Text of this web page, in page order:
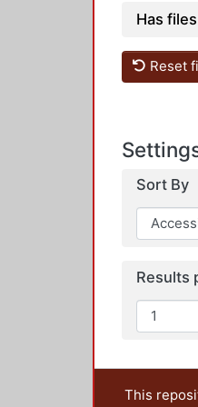
Has files
Reset
Sort By
Results
This